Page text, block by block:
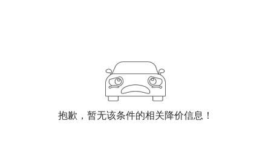
抱歉，暂无该条件的相关降价信息！